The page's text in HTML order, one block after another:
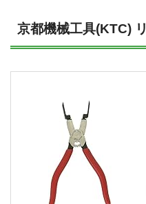
京都機械工具(KTC)